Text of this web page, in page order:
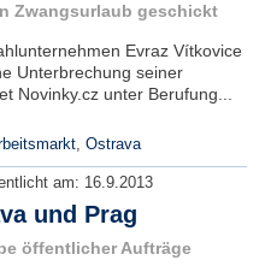
Zwangsurlaub geschickt
Evraz Vítkovice
Unterbrechung seiner
Novinky.cz unter Berufung...
, Ostrava
am: 16.9.2013
und Prag
öffentlicher Aufträge